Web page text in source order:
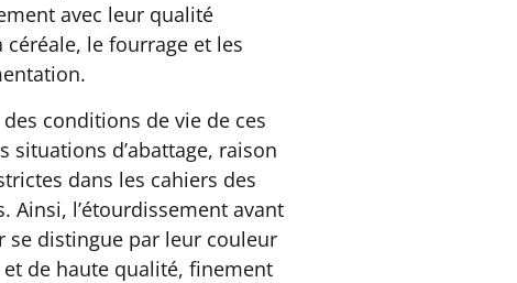
avec leur qualité
céréale, le fourrage et les
conditions de vie de ces
d’abattage, raison
dans les cahiers des
Ainsi, l’étourdissement avant
se distingue par leur couleur
de haute qualité, finement